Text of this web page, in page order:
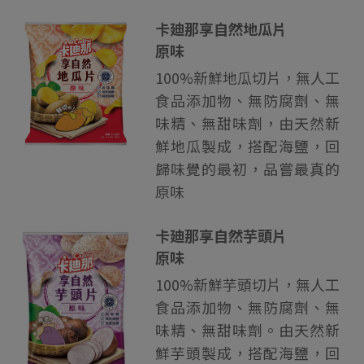
卡廸那享自然地瓜片
原味
100%新鮮地瓜切片，無人工
食品添加物、無防腐劑、無
味精、無甜味劑，由天然新
鮮地瓜製成，搭配海鹽，回
歸味覺的最初，品嘗最真的
原味
卡廸那享自然芋頭片
原味
100%新鮮芋頭切片，無人工
食品添加物、無防腐劑、無
味精、無甜味劑。由天然新
鮮芋頭製成，搭配海鹽，回